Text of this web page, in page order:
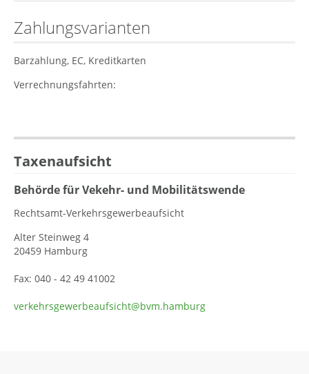
Zahlungsvarianten
Barzahlung, EC, Kreditkarten
Verrechnungsfahrten:
Taxenaufsicht
Behörde für Vekehr- und Mobilitätswende
Rechtsamt-Verkehrsgewerbeaufsicht
Alter Steinweg 4
20459 Hamburg
Fax: 040 - 42 49 41002
verkehrsgewerbeaufsicht@bvm.hamburg